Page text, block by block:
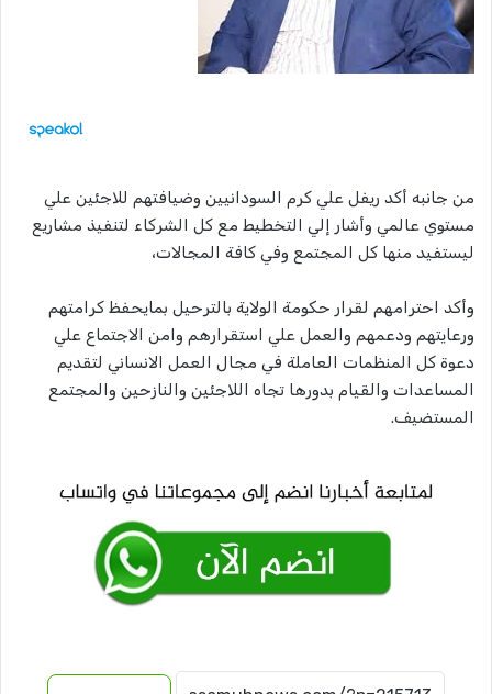
من جانبه أكد ريفل علي كرم السودانيين وضيافتهم للاجئين علي
مستوي عالمي وأشار إلي التخطيط مع كل الشركاء لتنفيذ مشاريع
ليستفيد منها كل المجتمع وفي كافة المجالات،
وأكد احترامهم لقرار حكومة الولاية بالترحيل بمايحفظ كرامتهم
ورعايتهم ودعمهم والعمل علي استقرارهم وامن الاجتماع علي
دعوة كل المنظمات العاملة في مجال العمل الانساني لتقديم
المساعدات والقيام بدورها تجاه اللاجئين والنازحين والمجتمع
المستضيف.